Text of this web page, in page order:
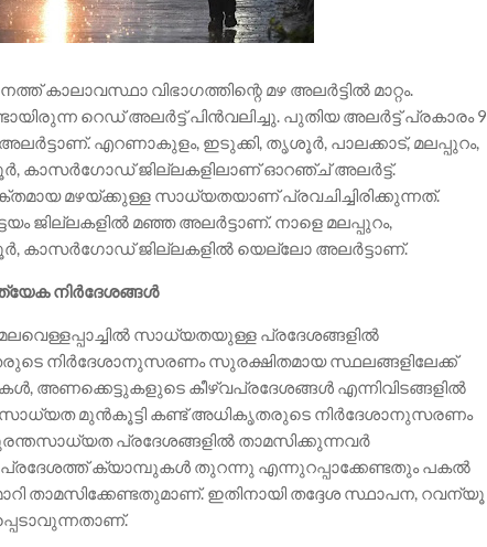
കാലാവസ്ഥാ വിഭാഗത്തിന്റെ മഴ അലർട്ടിൽ മാറ്റം.
റെഡ് അലർട്ട് പിൻവലിച്ചു. പുതിയ അലർട്ട് പ്രകാരം 9
എറണാകുളം, ഇടുക്കി, തൃശൂർ, പാലക്കാട്, മലപ്പുറം,
കാസർഗോഡ് ജില്ലകളിലാണ് ഓറഞ്ച് അലർട്ട്.
മഴയ്ക്കുള്ള സാധ്യതയാണ് പ്രവചിച്ചിരിക്കുന്നത്.
ജില്ലകളിൽ മഞ്ഞ അലർട്ടാണ്. നാളെ മലപ്പുറം,
കാസർഗോഡ് ജില്ലകളിൽ യെല്ലോ അലർട്ടാണ്.
നിർദേശങ്ങൾ
മലവെള്ളപ്പാച്ചിൽ സാധ്യതയുള്ള പ്രദേശങ്ങളിൽ
നിർദേശാനുസരണം സുരക്ഷിതമായ സ്ഥലങ്ങളിലേക്ക്
അണക്കെട്ടുകളുടെ കീഴ്വപ്രദേശങ്ങൾ എന്നിവിടങ്ങളിൽ
മുൻകൂട്ടി കണ്ട് അധികൃതരുടെ നിർദേശാനുസരണം
പ്രദേശങ്ങളിൽ താമസിക്കുന്നവർ
ക്യാമ്പുകൾ തുറന്നു എന്നുറപ്പാക്കേണ്ടതും പകൽ
താമസിക്കേണ്ടതുമാണ്. ഇതിനായി തദ്ദേശ സ്ഥാപന, റവന്യൂ